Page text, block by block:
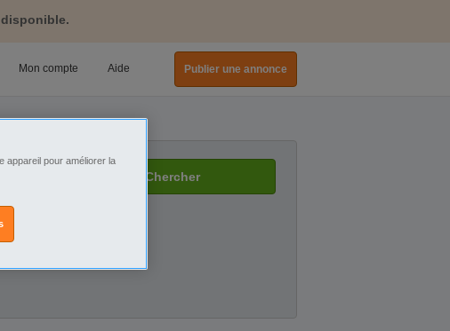
Mon compte Aide Publier une annonce
Chercher
appareil pour améliorer la